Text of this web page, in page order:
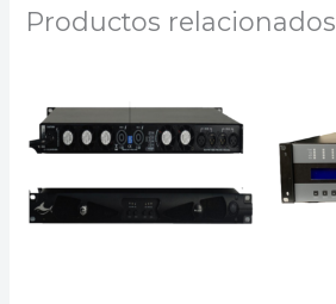
Productos relacionados